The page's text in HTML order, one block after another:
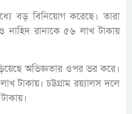
বড় বিনিয়োগ করেছে। তারা
নাহিদ রানাকে ৫৬ লাখ টাকায়
অভিজ্ঞতার ওপর ভর করে।
টাকায়। চট্টগ্রাম রয়্যালস দলে